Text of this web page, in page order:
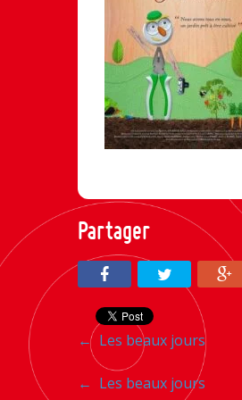
Partager
Navigation
entre
←Les beaux jours
Navigation
← Les beaux jours